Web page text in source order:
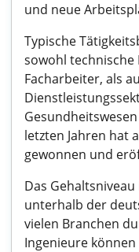
und neue
Typische
sowohl technische
Facharbeiter, als
letzten Jahren hat
gewonnen und
Das
unterhalb der
vielen Branchen
Ingenieure